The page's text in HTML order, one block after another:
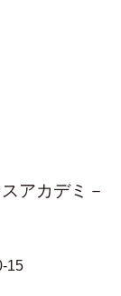
アカデミ－
15